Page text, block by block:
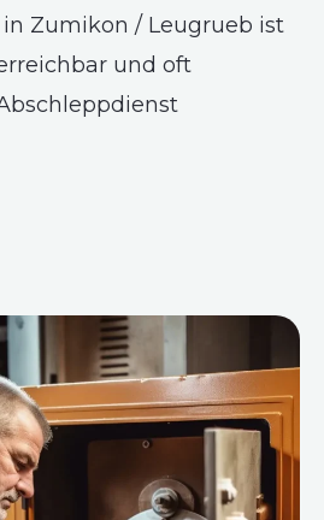
Zumikon / Leugrueb ist
und oft